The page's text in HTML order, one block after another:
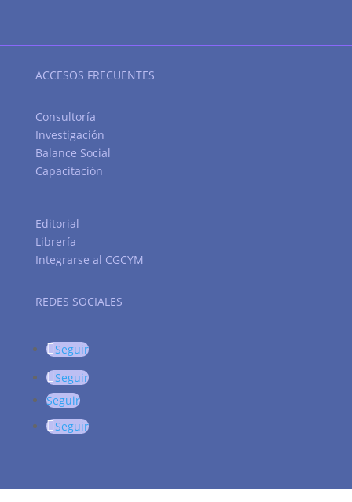
ACCESOS FRECUENTES
Consultoría
Investigación
Balance Social
Capacitación
Editorial
Librería
Integrarse al CGCYM
REDES SOCIALES
Seguir
Seguir
Seguir
Seguir